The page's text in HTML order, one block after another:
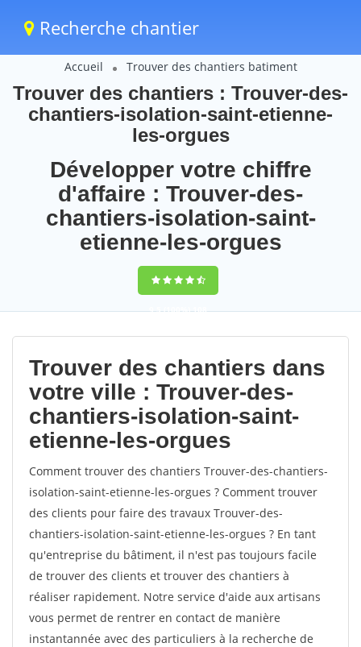
Recherche chantier
Accueil Trouver des chantiers batiment
Trouver des chantiers : Trouver-des-
chantiers-isolation-saint-etienne-
les-orgues
Développer votre chiffre
d'affaire : Trouver-des-
chantiers-isolation-saint-
etienne-les-orgues
9,5(100%)108
votes
Trouver des chantiers dans
votre ville : Trouver-des-
chantiers-isolation-saint-
etienne-les-orgues
Comment trouver des chantiers Trouver-des-chantiers-
isolation-saint-etienne-les-orgues ? Comment trouver
des clients pour faire des travaux Trouver-des-
chantiers-isolation-saint-etienne-les-orgues ? En tant
qu'entreprise du bâtiment, il n'est pas toujours facile
de trouver des clients et trouver des chantiers à
réaliser rapidement. Notre service d'aide aux artisans
vous permet de rentrer en contact de manière
instantannée avec des particuliers à la recherche de